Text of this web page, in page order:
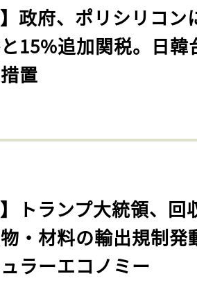
】政府、ポリシリコン
15%追加関税。日韓
置
】トランプ大統領、回
・材料の輸出規制発
ラーエコノミー